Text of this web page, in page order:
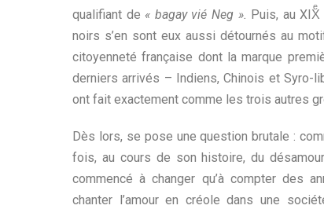
qualifiant de « bagay vié Neg ». Puis, au
noirs s’en sont eux aussi détournés au
citoyenneté française dont la marque
derniers arrivés – Indiens, Chinois et Syro-
ont fait exactement comme les trois autres
Dès lors, se pose une question brutale :
fois, au cours de son histoire, du
commencé à changer qu’à compter des
chanter l’amour en créole dans une